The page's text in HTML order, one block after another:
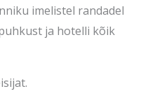
imelistel randadel
ja hotelli kõik